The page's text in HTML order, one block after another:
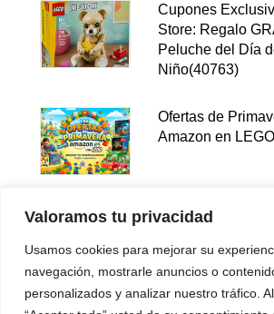
Valoramos tu privacidad
Usamos cookies para mejorar su
navegación, mostrarle anuncios o
personalizados y analizar nuestro tráfico.
Cupones
Store: Regalo
Peluche del Día
Niño(40763)
Ofertas de
Amazon en